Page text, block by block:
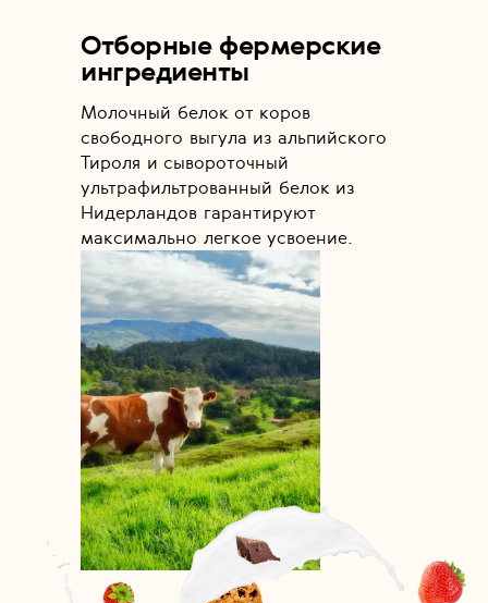
Отборные фермерские
ингредиенты
Молочный белок от коров
свободного выгула из альпийского
Тироля и сывороточный
ультрафильтрованный белок из
Нидерландов гарантируют
максимально легкое усвоение.